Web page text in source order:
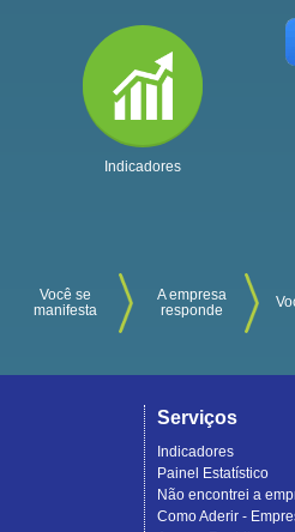
Indicadores
Você se
manifesta
A empresa
responde
Serviços
Indicadores
Painel Estatístico
Não encontrei a
Como Aderir -